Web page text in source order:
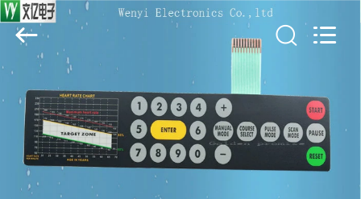
MAISON
DES
PRODUITS
Dongguan
Jinyuanhang
Electronic
Technology
Rights